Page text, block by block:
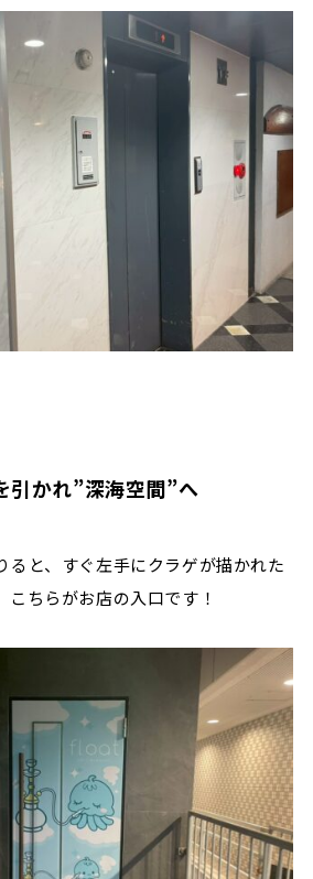
引かれ”深海空間”へ
ると、すぐ左手にクラゲが描かれた
ちらがお店の入口です！